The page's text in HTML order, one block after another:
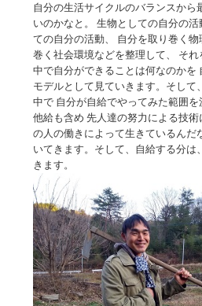
自分の生活サイクルのバランスから
いのかなと。 生物としての自分の
ての自分の活動、 自分を取り巻く物
巻く社会環境などを整理して、 そ
中で自分ができることは何なのかを
モデルとして見ていきます。そして
中で 自分が自給でやってみた範囲を
他給も含め 先人達の努力による技術
の人の働きによって生きているんだ
いてきます。そして、自給する分は
きます。